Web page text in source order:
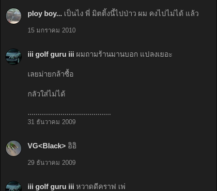
ploy boy... เป็นไง พี่ มิตติ้งนี้ไปป่าว ผม คงไปไม่ได้ แล้ว
15 มกราคม 2010
iii golf guru iii ผมถามร้านมานบอก แปลงเยอะ
เลยม่ายกล้าซื้อ
กลัวใส่ไม่ได้
...........................................
31 ธันวาคม 2009
VG<Black> อิอิ
29 ธันวาคม 2009
iii golf guru iii หวาดดีคราฟ เพ่